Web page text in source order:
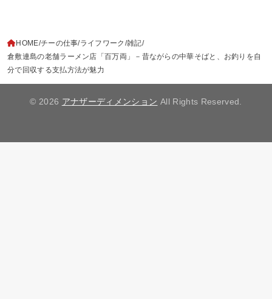
HOME チーの仕事 ライフワーク 雑記
倉敷連島の老舗ラーメン店「百万両」－昔ながらの中華そばと、お釣りを自
分で回収する支払方法が魅力
© 2026 アナザーディメンション All Rights Reserved.